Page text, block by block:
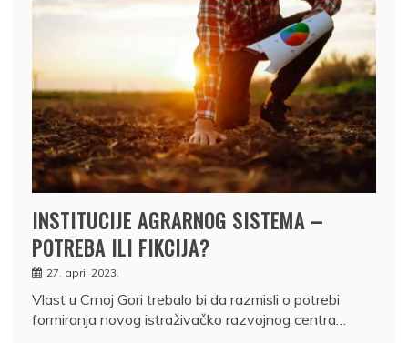
INSTITUCIJE AGRARNOG SISTEMA –
POTREBA ILI FIKCIJA?
27. april 2023.
Vlast u Crnoj Gori trebalo bi da razmisli o potrebi
formiranja novog istraživačko razvojnog centra…